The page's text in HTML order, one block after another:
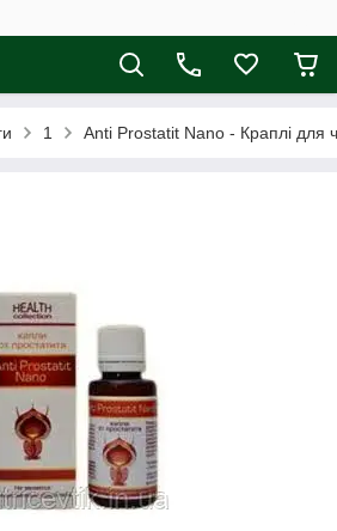
1 Anti Prostatit Nano - Краплі для